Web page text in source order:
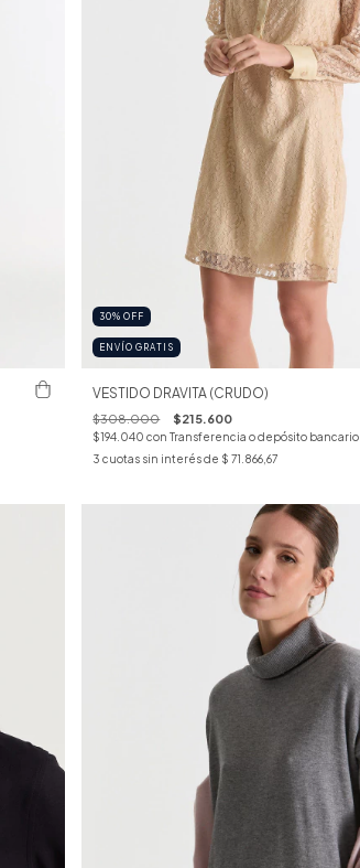
30%OFF
ENVÍO GRATIS
VESTIDO DRAVITA (CRUDO)
$308.000 $215.600
$194.040con Transferencia o depósito bancario
3 cuotas sin interés de $ 71.866,67